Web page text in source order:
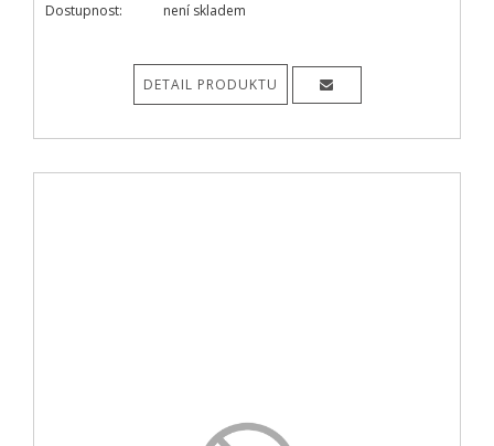
Dostupnost:
není skladem
DETAIL PRODUKTU